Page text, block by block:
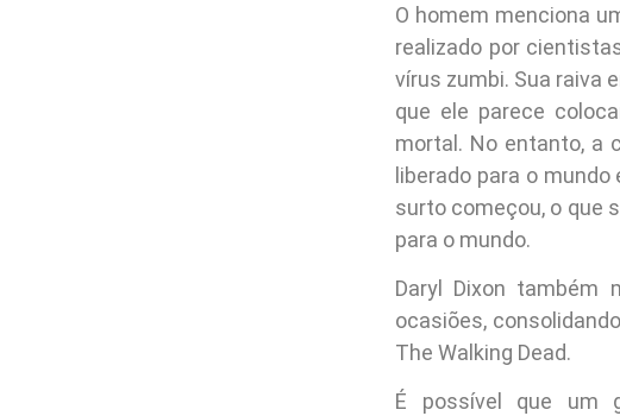
O homem menciona
realizado por
vírus zumbi. Sua raiva
que ele parece
mortal. No entanto, a
liberado para o mundo
surto começou, o que
para o mundo.
Daryl Dixon também
ocasiões,
The Walking Dead.
É possível que um